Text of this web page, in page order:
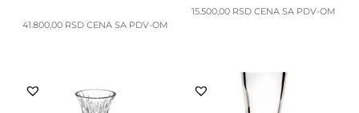
41.800,00 RSD CENA SA PDV-OM
15.500,00 RSD CENA SA PDV-OM